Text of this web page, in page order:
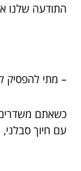
התודעה שלנו
– מתי להפסיק
כשאתם
עם חיוך